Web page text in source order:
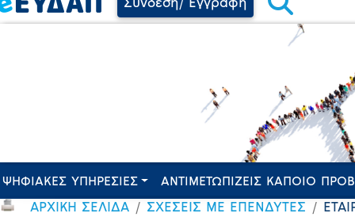
Σύνδεση/ Εγγραφή
ΨΗΦΙΑΚΕΣ ΥΠΗΡΕΣΙΕΣ ΑΝΤΙΜΕΤΩΠΙΖΕΙΣ ΚΑΠΟΙΟ
ΑΡΧΙΚΗ ΣΕΛΙΔΑ ΣΧΕΣΕΙΣ ΜΕ ΕΠΕΝΔΥΤΕΣ